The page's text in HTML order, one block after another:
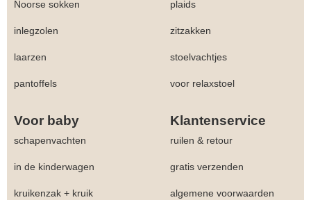
Noorse sokken plaids
inlegzolen zitzakken
laarzen stoelvachtjes
pantoffels voor relaxstoel
Voor baby Klantenservice
schapenvachten ruilen & retour
in de kinderwagen gratis verzenden
kruikenzak + kruik algemene voorwaarden